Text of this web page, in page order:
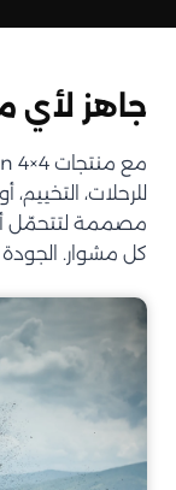
جاهز لأي
للرحلات،
مصممة لتتحمّل
كل مشوار.